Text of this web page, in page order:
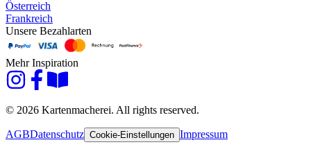
Österreich
Frankreich
Unsere Bezahlarten
Mehr Inspiration
© 2026 Kartenmacherei. All rights reserved.
AGBDatenschutz Cookie-Einstellungen Impressum